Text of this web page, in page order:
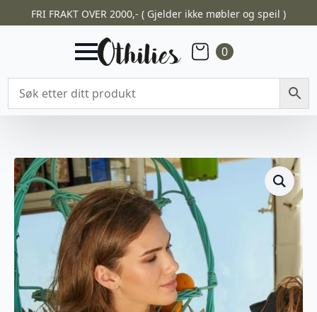
FRI FRAKT OVER 2000,- ( Gjelder ikke møbler og speil )
0